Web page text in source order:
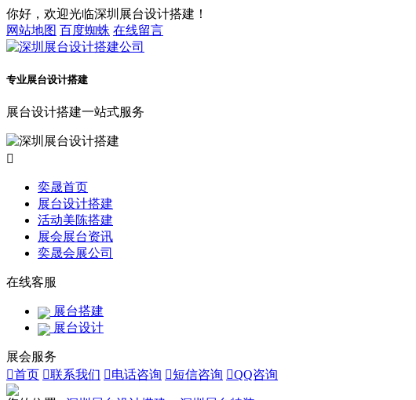
你好，欢迎光临深圳展台设计搭建！
网站地图 百度蜘蛛 在线留言
专业展台设计搭建
展台设计搭建一站式服务

奕晟首页
展台设计搭建
活动美陈搭建
展会展台资讯
奕晟会展公司
在线客服
展台搭建
展台设计
展会服务
首页 联系我们 电话咨询 短信咨询 QQ咨询